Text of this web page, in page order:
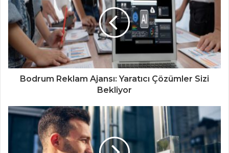
Bodrum Reklam Ajansı: Yaratıcı Çözümler Sizi
Bekliyor